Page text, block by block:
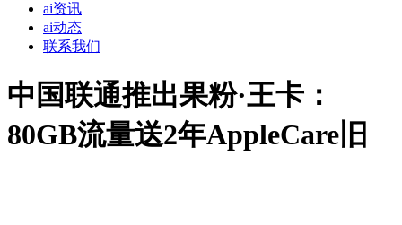
ai资讯
ai动态
联系我们
中国联通推出果粉·王卡：
80GB流量送2年AppleCare旧